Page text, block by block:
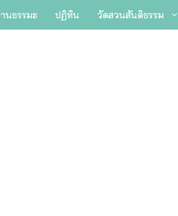
นธรรมะ ปฏิทิน วัดสวนสันติธรรม